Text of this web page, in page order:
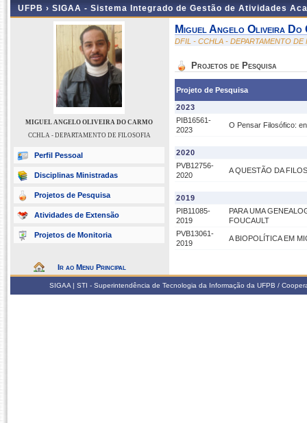
UFPB › SIGAA - Sistema Integrado de Gestão de Atividades
MIGUEL ANGELO OLIVEIRA DO CARMO
CCHLA - DEPARTAMENTO DE FILOSOFIA
Perfil Pessoal
Disciplinas Ministradas
Projetos de Pesquisa
Atividades de Extensão
Projetos de Monitoria
Ir ao Menu Principal
Miguel Angelo Oliveira Do
DFIL - CCHLA - DEPARTAMENTO DE
Projetos de Pesquisa
Projeto de Pesquisa
2023
PIB16561-
2023
O Pensar Filosófico:
2020
PVB12756-
2020
A QUESTÃO DA
2019
PIB11085-
2019
PARA UMA
FOUCAULT
PVB13061-
2019
A BIOPOLÍTICA EM
SIGAA | STI - Superintendência de Tecnologia da Informação da UFPB /